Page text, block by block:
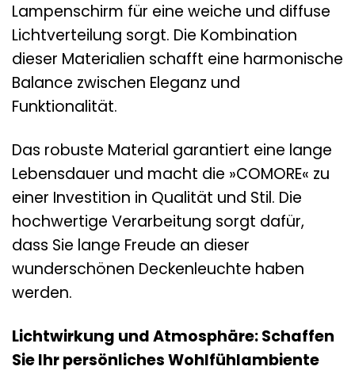
Lampenschirm für eine weiche und diffuse
Lichtverteilung sorgt. Die Kombination
dieser Materialien schafft eine harmonische
Balance zwischen Eleganz und
Funktionalität.
Das robuste Material garantiert eine lange
Lebensdauer und macht die »COMORE« zu
einer Investition in Qualität und Stil. Die
hochwertige Verarbeitung sorgt dafür,
dass Sie lange Freude an dieser
wunderschönen Deckenleuchte haben
werden.
Lichtwirkung und Atmosphäre: Schaffen
Sie Ihr persönliches Wohlfühlambiente